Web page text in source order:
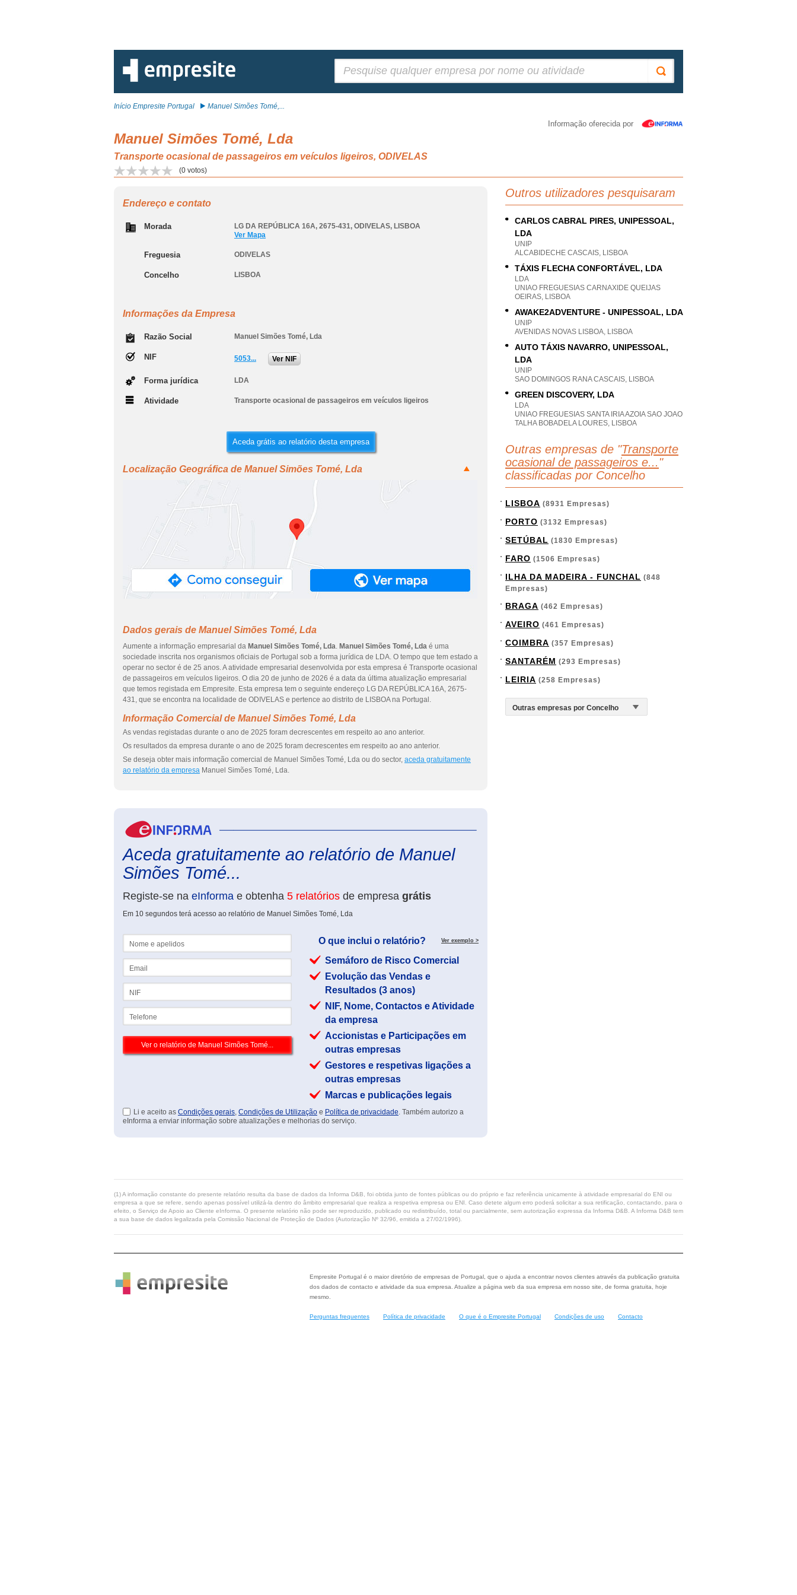
Início Empresite Portugal Manuel Simões Tomé,...
Informação oferecida por
Manuel Simões Tomé, Lda
Transporte ocasional de passageiros em veículos ligeiros, ODIVELAS
(0 votos)
Endereço e contato
Morada LG DA REPÚBLICA 16A, 2675-431, ODIVELAS, LISBOA
Ver Mapa
Freguesia ODIVELAS
Concelho LISBOA
Informações da Empresa
Razão Social Manuel Simões Tomé, Lda
NIF 5053... Ver NIF
Forma jurídica LDA
Atividade Transporte ocasional de passageiros em veículos ligeiros
Aceda grátis ao relatório desta empresa
Localização Geográfica de Manuel Simões Tomé, Lda
Dados gerais de Manuel Simões Tomé, Lda
Aumente a informação empresarial da Manuel Simões Tomé, Lda. Manuel Simões Tomé, Lda é uma
sociedade inscrita nos organismos oficiais de Portugal sob a forma jurídica de LDA. O tempo que tem estado a
operar no sector é de 25 anos. A atividade empresarial desenvolvida por esta empresa é Transporte ocasional
de passageiros em veículos ligeiros. O dia 20 de junho de 2026 é a data da última atualização empresarial
que temos registada em Empresite. Esta empresa tem o seguinte endereço LG DA REPÚBLICA 16A, 2675-
431, que se encontra na localidade de ODIVELAS e pertence ao distrito de LISBOA na Portugal.
Informação Comercial de Manuel Simões Tomé, Lda
As vendas registadas durante o ano de 2025 foram decrescentes em respeito ao ano anterior.
Os resultados da empresa durante o ano de 2025 foram decrescentes em respeito ao ano anterior.
Se deseja obter mais informação comercial de Manuel Simões Tomé, Lda ou do sector, aceda gratuitamente
ao relatório da empresa Manuel Simões Tomé, Lda.
Aceda gratuitamente ao relatório de Manuel
Simões Tomé...
Registe-se na eInforma e obtenha 5 relatórios de empresa grátis
Em 10 segundos terá acesso ao relatório de Manuel Simões Tomé, Lda
O que inclui o relatório? Ver exemplo >
Semáforo de Risco Comercial
Evolução das Vendas e
Resultados (3 anos)
NIF, Nome, Contactos e Atividade
da empresa
Accionistas e Participações em
outras empresas
Gestores e respetivas ligações a
outras empresas
Marcas e publicações legais
Li e aceito as Condições gerais, Condições de Utilização e Política de privacidade. Também autorizo a
eInforma a enviar informação sobre atualizações e melhorias do serviço.
Outros utilizadores pesquisaram
CARLOS CABRAL PIRES, UNIPESSOAL,
LDA
UNIP
ALCABIDECHE CASCAIS, LISBOA
TÁXIS FLECHA CONFORTÁVEL, LDA
LDA
UNIAO FREGUESIAS CARNAXIDE QUEIJAS
OEIRAS, LISBOA
AWAKE2ADVENTURE - UNIPESSOAL, LDA
UNIP
AVENIDAS NOVAS LISBOA, LISBOA
AUTO TÁXIS NAVARRO, UNIPESSOAL,
LDA
UNIP
SAO DOMINGOS RANA CASCAIS, LISBOA
GREEN DISCOVERY, LDA
LDA
UNIAO FREGUESIAS SANTA IRIA AZOIA SAO JOAO
TALHA BOBADELA LOURES, LISBOA
Outras empresas de "Transporte
ocasional de passageiros e... "
classificadas por Concelho
LISBOA (8931 Empresas)
PORTO (3132 Empresas)
SETÚBAL (1830 Empresas)
FARO (1506 Empresas)
ILHA DA MADEIRA - FUNCHAL (848
Empresas)
BRAGA (462 Empresas)
AVEIRO (461 Empresas)
COIMBRA (357 Empresas)
SANTARÉM (293 Empresas)
LEIRIA (258 Empresas)
(1) A informação constante do presente relatório resulta da base de dados da Informa D&B, foi obtida junto de fontes públicas ou do próprio e faz referência unicamente à atividade empresarial do ENI ou
empresa a que se refere, sendo apenas possível utilizá-la dentro do âmbito empresarial que realiza a respetiva empresa ou ENI. Caso detete algum erro poderá solicitar a sua retificação, contactando, para o
efeito, o Serviço de Apoio ao Cliente eInforma. O presente relatório não pode ser reproduzido, publicado ou redistribuído, total ou parcialmente, sem autorização expressa da Informa D&B. A Informa D&B tem
a sua base de dados legalizada pela Comissão Nacional de Proteção de Dados (Autorização Nº 32/96, emitida a 27/02/1996).
Empresite Portugal é o maior diretório de empresas de Portugal, que o ajuda a encontrar novos clientes através da publicação gratuita
dos dados de contacto e atividade da sua empresa. Atualize a página web da sua empresa em nosso site, de forma gratuita, hoje
mesmo.
Perguntas frequentes Política de privacidade O que é o Empresite Portugal Condições de uso Contacto